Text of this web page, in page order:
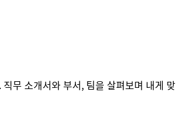
무 소개서와 부서, 팀을 살펴보며 내게 맞